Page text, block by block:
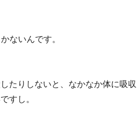
かないんです。
たりしないと、なかなか体に吸収
すし。